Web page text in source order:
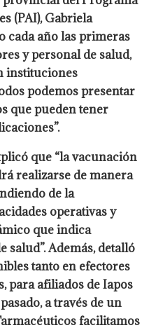
(PAI), Gabriela
cada año las primeras
y personal de salud,
instituciones
podemos presentar
que pueden tener
que “la vacunación
realizarse de manera
de la
operativas y
que indica
salud”. Además, detalló
tanto en efectores
para afiliados de Iapos
a través de un
facilitamos